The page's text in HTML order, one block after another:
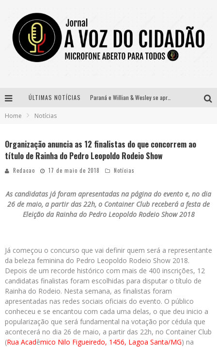
ÚLTIMAS NOTÍCIAS Paraná e Willian & Wesley se apresentam no Carretão Trevo Contagem nesta sexta-feira
Home Notícias
Organização anuncia as 12 finalistas do que concorrem ao
título de Rainha do Pedro Leopoldo Rodeio Show
Redacao 17 de maio de 2018 Notícias
As candidatas já foram apresentadas na página do evento e, no dia
26 de maio, a partir das 22h, o Container Club receberá a festa de
Eleição da Rainha do Pedro Leopoldo Rodeio Show 2018
Já começou o concurso que vai definir quem será a representante
da beleza feminina do Pedro Leopoldo Rodeio Show 2018.
Depois de um recorde histórico com mais de 400 inscrições, 12
candidatas finalistas foram escolhidas para disputar o título de
Rainha do Rodeio. Nesta semana, as finalistas foram
apresentadas nas redes sociais oficiais do evento. O público
conheceu e se encantou com cada uma delas, o que deu inicio a
popularização que será fundamental na votação por cédula que
acontecerá no dia 26 de maio, a partir das 22h, no Container Club
(Rua Acadêmico Nilo Figueiredo, 1456, Lagoa Santa/MG) na